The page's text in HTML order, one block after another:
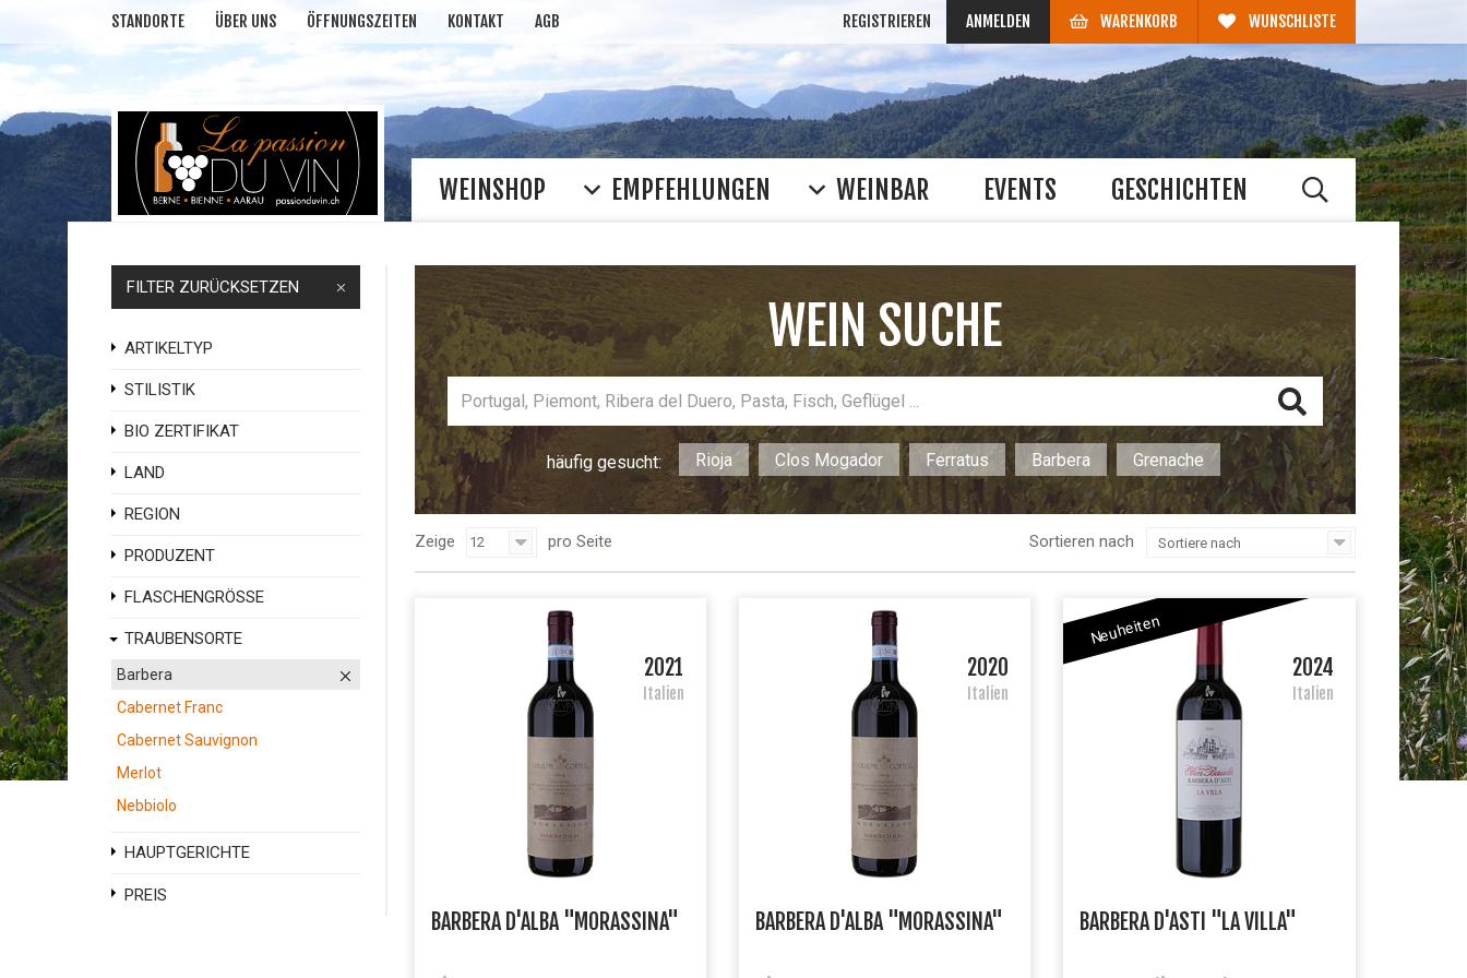
STANDORTE ÜBER UNS ÖFFNUNGSZEITEN KONTAKT AGB REGISTRIEREN ANMELDEN WARENKORB WUNSCHLISTE
WEINSHOP EMPFEHLUNGEN WEINBAR EVENTS GESCHICHTEN
FILTER ZURÜCKSETZEN
ARTIKELTYP
STILISTIK
BIO ZERTIFIKAT
LAND
REGION
PRODUZENT
FLASCHENGRÖSSE
TRAUBENSORTE
Barbera
Cabernet Franc
Cabernet Sauvignon
Merlot
Nebbiolo
HAUPTGERICHTE
PREIS
WEIN SUCHE
häufig gesucht: Rioja Clos Mogador Ferratus Barbera Grenache
Zeige pro Seite Sortieren nach Sortiere nach
2021
Italien
BARBERA D'ALBA "MORASSINA"
2020
Italien
BARBERA D'ALBA "MORASSINA"
Neuheiten
2024
Italien
BARBERA D'ASTI "LA VILLA"